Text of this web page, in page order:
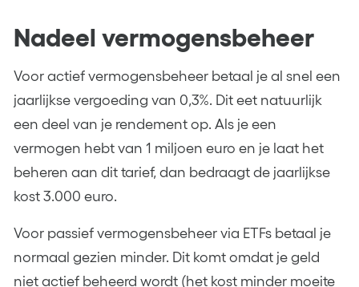
Nadeel vermogensbeheer
Voor actief vermogensbeheer betaal je al snel een
jaarlijkse vergoeding van 0,3%. Dit eet natuurlijk
een deel van je rendement op. Als je een
vermogen hebt van 1 miljoen euro en je laat het
beheren aan dit tarief, dan bedraagt de jaarlijkse
kost 3.000 euro.
Voor passief vermogensbeheer via ETFs betaal je
normaal gezien minder. Dit komt omdat je geld
niet actief beheerd wordt (het kost minder moeite